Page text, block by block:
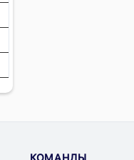
КОМАНДЫ